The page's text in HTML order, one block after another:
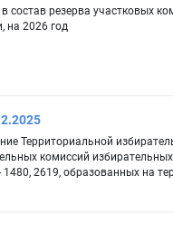
состав резерва участковых
на 2026 год
Территориальной
комиссий
2619, образованных на